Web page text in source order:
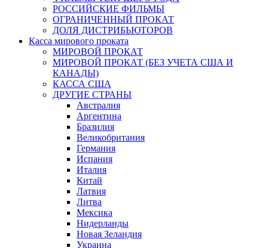
РОССИЙСКИЕ ФИЛЬМЫ
ОГРАНИЧЕННЫЙ ПРОКАТ
ДОЛЯ ДИСТРИБЬЮТОРОВ
Касса мирового проката
МИРОВОЙ ПРОКАТ
МИРОВОЙ ПРОКАТ (БЕЗ УЧЕТА США И
КАНАДЫ)
КАССА США
ДРУГИЕ СТРАНЫ
Австралия
Аргентина
Бразилия
Великобритания
Германия
Испания
Италия
Китай
Латвия
Литва
Мексика
Нидерланды
Новая Зеландия
Украина